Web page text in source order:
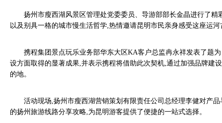
扬州市瘦西湖风景区管理处党委委员、导游部部长金晶进行了
以及别具一格的城市慢生活哲学,热情邀请昆明市民亲身感受这座运
携程集团景点玩乐业务部华东大区KA客户总监冉永祥发表了题
设方面取得的显著成果,并表示携程将借助此次契机,通过加强品牌建
的地。
活动现场,扬州市瘦西湖营销策划有限责任公司总经理李健对产
的扬州旅游线路分享攻略,为昆明游客提供了便捷的一站式选择。